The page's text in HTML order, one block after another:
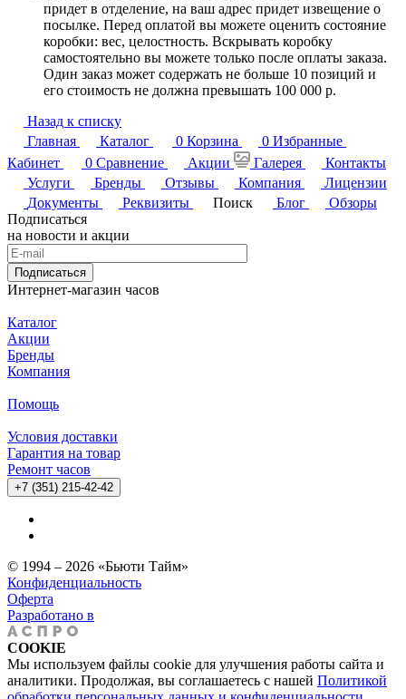
придет в отделение, на ваш адрес придет извещение о
посылке. Перед оплатой вы можете оценить состояние
коробки: вес, целостность. Вскрывать коробку
самостоятельно вы можете только после оплаты заказа.
Один заказ может содержать не больше 10 позиций и
его стоимость не должна превышать 100 000 р.
Назад к списку
Главная
Каталог 0 Корзина 0 Избранные
Кабинет
0 Сравнение Акции Галерея
Контакты
Услуги
Бренды Отзывы Компания
Лицензии
Документы
Реквизиты Поиск Блог
Обзоры
Подписаться
на новости и акции
Подписаться
Интернет-магазин часов
Каталог
Акции
Бренды
Компания
Помощь
Условия доставки
Гарантия на товар
Ремонт часов
+7 (351) 215-42-42
© 1994 – 2026 «Бьюти Тайм»
Конфиденциальность
Оферта
Разработано в
COOKIE
Мы используем файлы cookie для улучшения работы сайта и
аналитики. Продолжая, вы соглашаетесь с нашей Политикой